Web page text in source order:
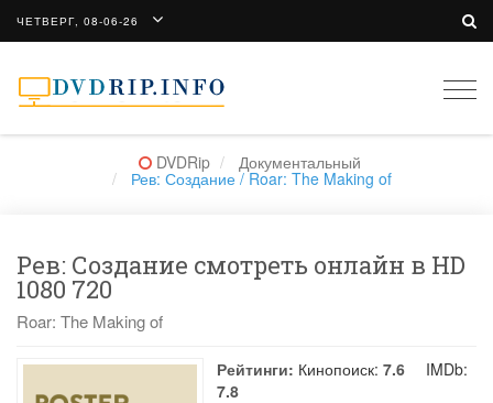
ЧЕТВЕРГ, 08-06-26
DVDRip Документальный
Рев: Создание / Roar: The Making of
Рев: Создание смотреть онлайн в HD
1080 720
Roar: The Making of
Рейтинги: Кинопоиск: 7.6
IMDb:
7.8